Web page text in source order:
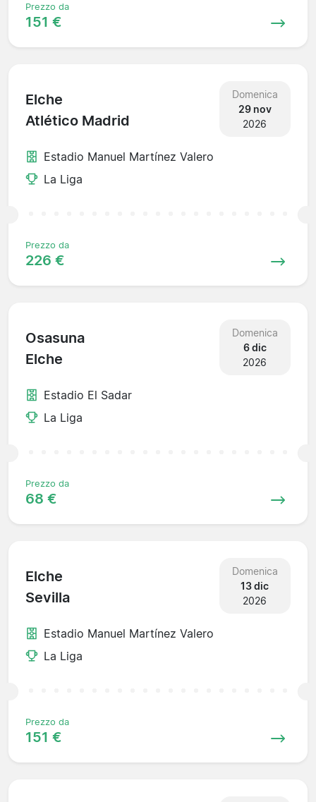
Prezzo da
151 €
Elche
Atlético Madrid
Domenica
29 nov
2026
Estadio Manuel Martínez Valero
La Liga
Prezzo da
226 €
Osasuna
Elche
Domenica
6 dic
2026
Estadio El Sadar
La Liga
Prezzo da
68 €
Elche
Sevilla
Domenica
13 dic
2026
Estadio Manuel Martínez Valero
La Liga
Prezzo da
151 €